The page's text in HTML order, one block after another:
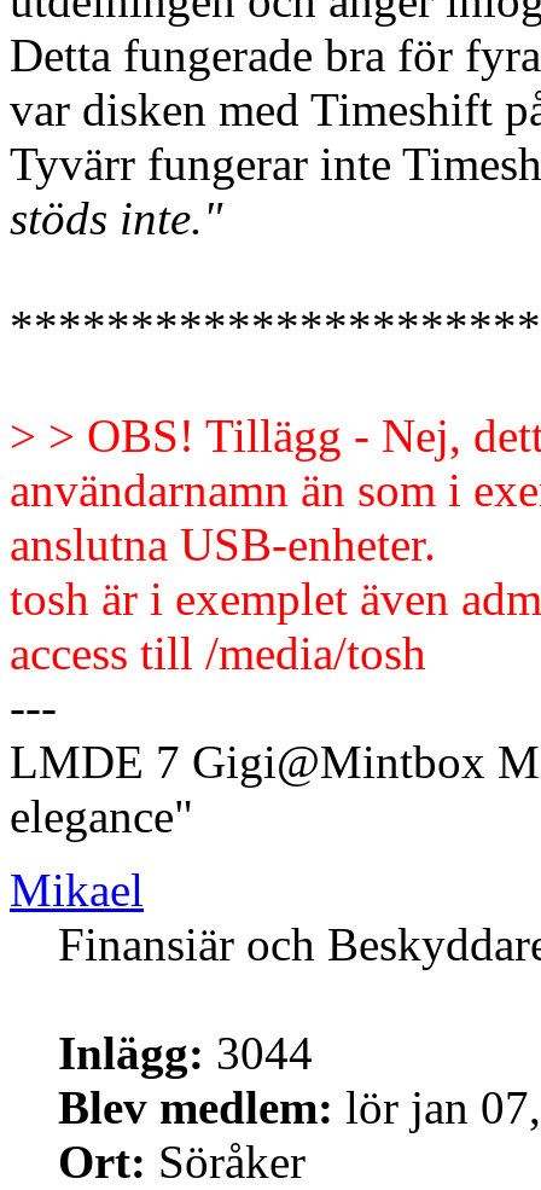
Detta fungerade bra för
var disken med Timeshift
Tyvärr fungerar inte
stöds inte."
> > OBS! Tillägg - Nej,
användarnamn än som i
anslutna USB-enheter.
tosh är i exemplet även
access till /media/tosh
---
LMDE 7 Gigi@Mintbox
elegance"
Mikael
Finansiär och
Inlägg: 3044
Blev medlem: lör jan
Ort: Söråker